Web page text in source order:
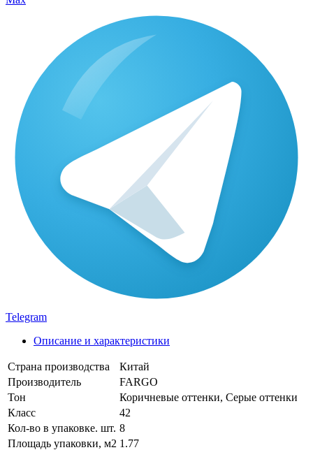
Telegram
Описание и характеристики
Страна производства
Китай
Производитель
FARGO
Тон
Коричневые оттенки, Серые оттенки
Класс
42
Кол-во в упаковке. шт. 8
Площадь упаковки, м2 1.77